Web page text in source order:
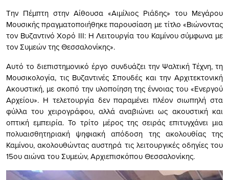
Την Πέμπτη στην Αίθουσα «Αιμίλιος Ριάδης» του Μεγάρου
Μουσικής πραγματοποιήθηκε παρουσίαση με τίτλο «Βιώνοντας
τον Βυζαντινό Χορό III: Η Λειτουργία του Καμίνου σύμφωνα με
τον Συμεών της Θεσσαλονίκης».
Αυτό το διεπιστημονικό έργο συνδυάζει την Ψαλτική Τέχνη, τη
Μουσικολογία, τις Βυζαντινές Σπουδές και την Αρχιτεκτονική
Ακουστική, με σκοπό την υλοποίηση της έννοιας του «Ενεργού
Αρχείου». Η τελετουργία δεν παραμένει πλέον σιωπηλή στα
φύλλα του χειρογράφου, αλλά αναβιώνει ως ακουστική και
οπτική εμπειρία. Το τρίτο μέρος της σειράς επιτυγχάνει μια
πολυαισθητηριακή ψηφιακή απόδοση της ακολουθίας της
Καμίνου, ακολουθώντας αυστηρά τις λειτουργικές οδηγίες του
15ου αιώνα του Συμεών, Αρχιεπισκόπου Θεσσαλονίκης.